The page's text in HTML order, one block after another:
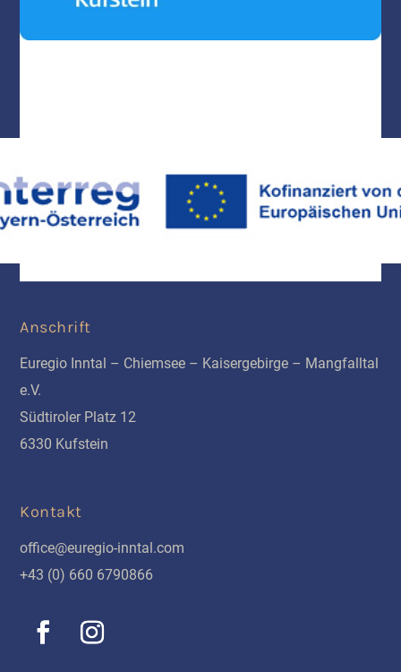
Anschrift
Euregio Inntal – Chiemsee – Kaisergebirge – Mangfalltal
e.V.
Südtiroler Platz 12
6330 Kufstein
Kontakt
office@euregio-inntal.com
+43 (0) 660 6790866